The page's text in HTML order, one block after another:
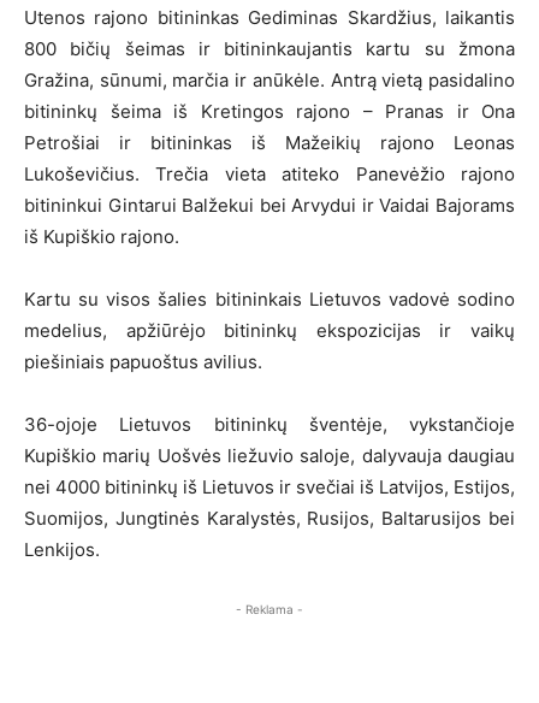
Utenos rajono bitininkas Gediminas Skardžius, laikantis
800 bičių šeimas ir bitininkaujantis kartu su žmona
Gražina, sūnumi, marčia ir anūkėle. Antrą vietą pasidalino
bitininkų šeima iš Kretingos rajono – Pranas ir Ona
Petrošiai ir bitininkas iš Mažeikių rajono Leonas
Lukoševičius. Trečia vieta atiteko Panevėžio rajono
bitininkui Gintarui Balžekui bei Arvydui ir Vaidai Bajorams
iš Kupiškio rajono.
Kartu su visos šalies bitininkais Lietuvos vadovė sodino
medelius, apžiūrėjo bitininkų ekspozicijas ir vaikų
piešiniais papuoštus avilius.
36-ojoje Lietuvos bitininkų šventėje, vykstančioje
Kupiškio marių Uošvės liežuvio saloje, dalyvauja daugiau
nei 4000 bitininkų iš Lietuvos ir svečiai iš Latvijos, Estijos,
Suomijos, Jungtinės Karalystės, Rusijos, Baltarusijos bei
Lenkijos.
- Reklama -